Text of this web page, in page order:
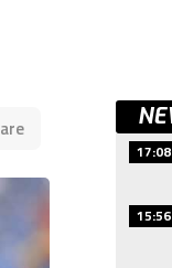
17:08
15:56